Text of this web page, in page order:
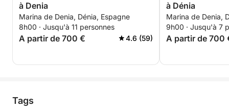
à Denia
Marina de Denia, Dénia, Espagne
8h00 · Jusqu'à 11 personnes
A partir de 700 € 4.6 (59)
à Dénia
Marina de Denia,
9h00 · Jusqu'à 7
A partir de 700
Tags